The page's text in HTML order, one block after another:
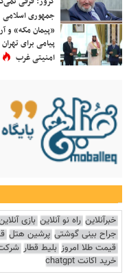
جمهوری اسلامی
«پیمان مکه» و
پیامی برای
امنیتی غرب
خبرآنلاین راه نو آنلاین بازی
جراح بینی گوشتی پرشین هتل
قیمت طلا امروز بلیط قطار
خرید اکانت chatgpt